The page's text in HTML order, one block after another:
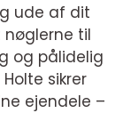
ude af dit
til
og pålidelig
sikrer
ejendele –